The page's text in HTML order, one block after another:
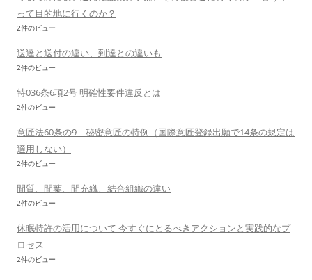
って目的地に行くのか？
2件のビュー
送達と送付の違い、到達との違いも
2件のビュー
特036条6項2号 明確性要件違反とは
2件のビュー
意匠法60条の9 秘密意匠の特例（国際意匠登録出願で14条の規定は
適用しない）
2件のビュー
間質、間葉、間充織、結合組織の違い
2件のビュー
休眠特許の活用について 今すぐにとるべきアクションと実践的なプ
ロセス
2件のビュー